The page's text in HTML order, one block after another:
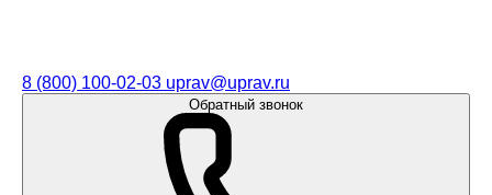
8 (800) 100-02-03 uprav@uprav.ru
Обратный звонок